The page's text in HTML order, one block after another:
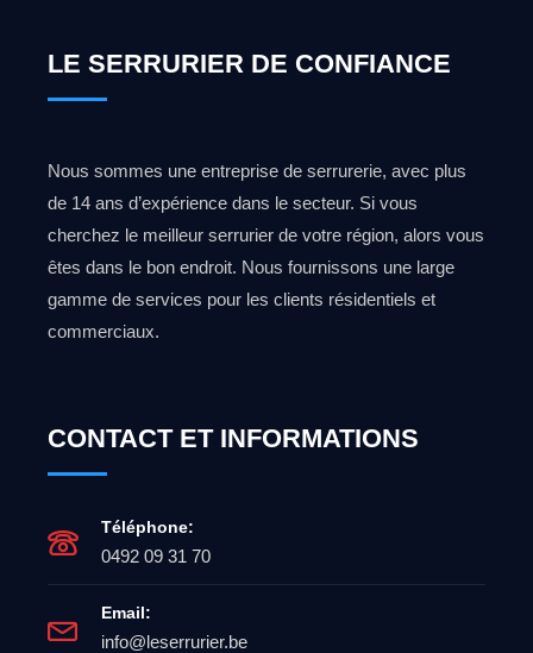
LE SERRURIER DE CONFIANCE
Nous sommes une entreprise de serrurerie, avec plus
de 14 ans d’expérience dans le secteur. Si vous
cherchez le meilleur serrurier de votre région, alors vous
êtes dans le bon endroit. Nous fournissons une large
gamme de services pour les clients résidentiels et
commerciaux.
CONTACT ET INFORMATIONS
Téléphone:
0492 09 31 70
Email:
info@leserrurier.be